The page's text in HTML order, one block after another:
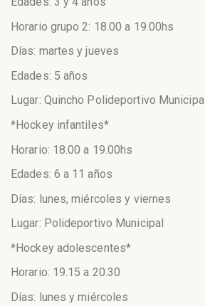
Horario grupo 2: 18.00 a 19.00hs
Días: martes y jueves
Edades: 5 años
Lugar: Quincho Polideportivo Municipal
*Hockey infantiles*
Horario: 18.00 a 19.00hs
Edades: 6 a 11 años
Días: lunes, miércoles y viernes
Lugar: Polideportivo Municipal
*Hockey adolescentes*
Horario: 19.15 a 20.30
Días: lunes y miércoles